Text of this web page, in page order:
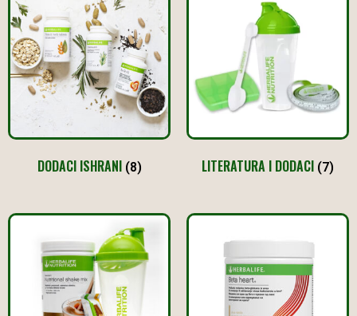
DODACI ISHRANI (8) LITERATURA I DODACI (7)